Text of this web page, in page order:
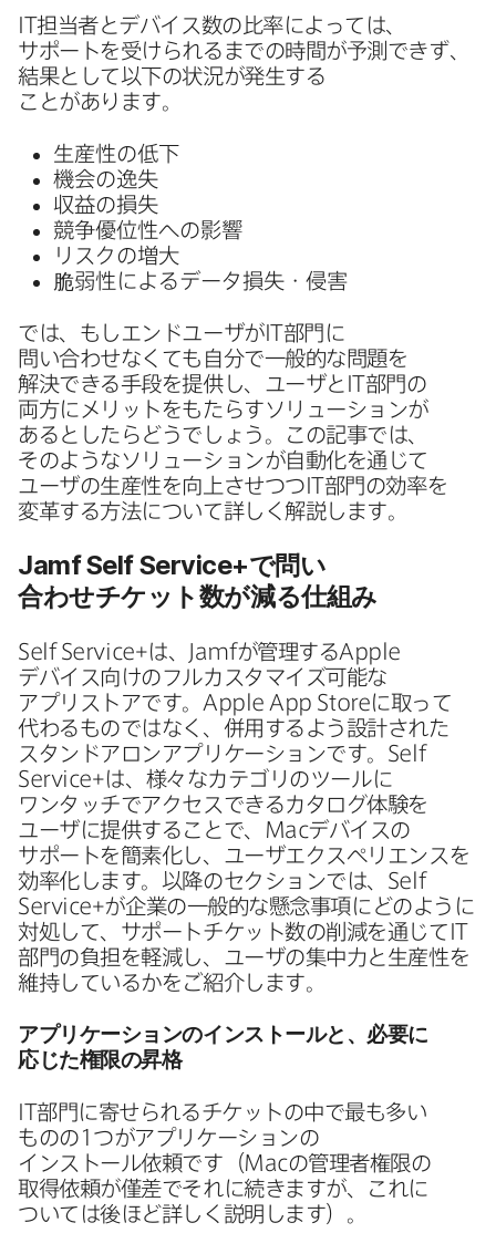
IT担当者と​デバイス数の​比率に​よっては、​
サポートを​受けられるまでの​時間が​予測できず、​
結果と​して​以下の​状況が​発生する​
ことがあります。
生産性の​低下
機会の​逸失
収益の​損失
競争​優位性への​影響
リスクの​増大
脆弱性に​よる​データ損失・侵害
では、もしエンドユーザがIT部門に​
問い合わせなくても​自分で​一般的な​問題を​
解決できる​手段を​提供し、​ユーザと IT部門の​
両方に​メリットを​もたらすソリューションが​
あるとしたら​どうでしょう。​この​記事では、​
そのような​ソリューションが​自動化を​通じて​
ユーザの​生産性を​向上させつつ IT部門の​効率を​
変革する​方​法に​ついて​詳しく​解説します。
Jamf Self Service+で​問い​
合わせチケット数が​減る​仕組み
Self Service+は、 Jamfが​管理するApple
デバイス向けの​フルカスタマイズ可能な​
アプリストアです。 Apple App Storeに​取って​
代わる​ものではなく、​併用する​よう​設計された​
スタンドアロンアプリケーションです。 Self
Service+は、​様々な​カテゴリの​ツールに​
ワンタッチで​アクセスできる​カタログ体験を​
ユーザに​提供する​ことで、
Macデバイスの​
サポートを​簡素化し、​ユーザエクスペリエンスを​
効率化します。​以降の​セクションでは、 Self
Service+が​企業の​一般的な​懸念事項に​どのように​
対処して、​サポートチケット数の​削減を​通じて IT
部門の​負担を​軽減し、​ユーザの​集中力と​生産性を​
維持しているかを​ご紹介します。
アプリケーションの​インストールと、​必要に​
応じた​権限の​昇格
IT部門に​寄せられる​チケットの​中で​最も​多い​
ものの 1 つが​アプリケーションの​
インストール依頼です​（Macの​管理者権限の​
取得依頼が​僅差で​それに​続きますが、​これに​
ついては​後ほど​詳しく​説明します）。